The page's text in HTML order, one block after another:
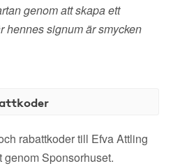
genom att skapa ett
hennes signum är smycken
rabattkoder till Efva Attling
Sponsorhuset.